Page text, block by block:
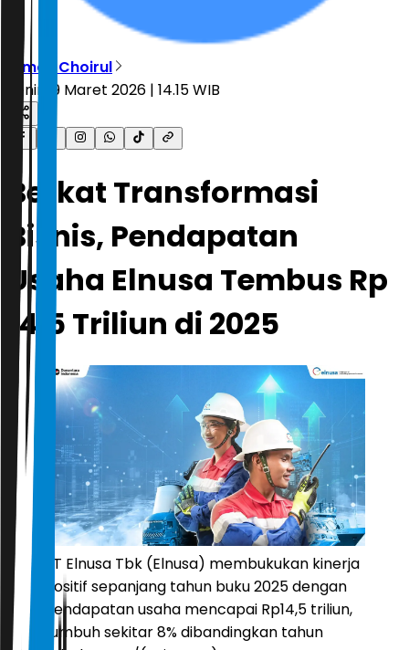
Dimas Choirul
Senin, 9 Maret 2026 | 14.15 WIB
Berkat Transformasi
Bisnis, Pendapatan
Usaha Elnusa Tembus Rp
14,5 Triliun di 2025
PT Elnusa Tbk (Elnusa) membukukan kinerja
positif sepanjang tahun buku 2025 dengan
pendapatan usaha mencapai Rp14,5 triliun,
tumbuh sekitar 8% dibandingkan tahun